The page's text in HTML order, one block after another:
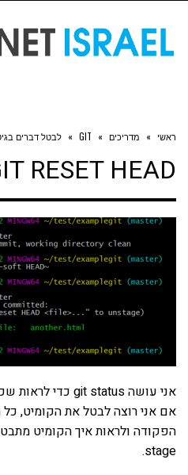
ראשי » מדריכים »
GIT
» לבטל דברים
RESET HEAD
אם אני רוצה לבטל את הקומיט, כל
הפקודה ולראות איך הקומיט
stage.